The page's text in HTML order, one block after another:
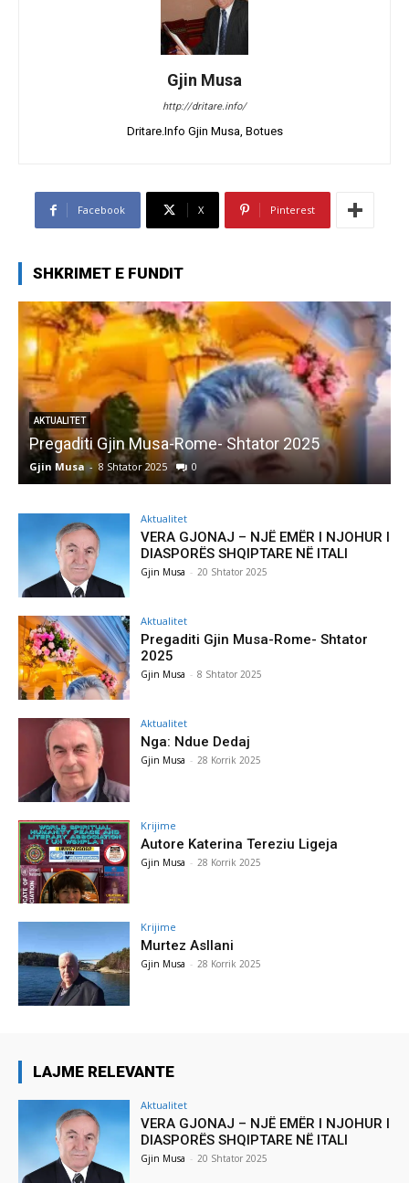
Gjin Musa
http://dritare.info/
Dritare.Info Gjin Musa, Botues
Facebook X Pinterest
SHKRIMET E FUNDIT
AKTUALITET
Pregaditi Gjin Musa-Rome- Shtator 2025
Gjin Musa - 8 Shtator 2025 0
Aktualitet
VERA GJONAJ – NJË EMËR I NJOHUR I
DIASPORËS SHQIPTARE NË ITALI
Gjin Musa - 20 Shtator 2025
Aktualitet
Pregaditi Gjin Musa-Rome- Shtator
2025
Gjin Musa - 8 Shtator 2025
Aktualitet
Nga: Ndue Dedaj
Gjin Musa - 28 Korrik 2025
Krijime
Autore Katerina Tereziu Ligeja
Gjin Musa - 28 Korrik 2025
Krijime
Murtez Asllani
Gjin Musa - 28 Korrik 2025
LAJME RELEVANTE
Aktualitet
VERA GJONAJ – NJË EMËR I NJOHUR I
DIASPORËS SHQIPTARE NË ITALI
Gjin Musa - 20 Shtator 2025